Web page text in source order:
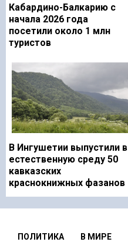
Кабардино-Балкарию с
начала 2026 года
посетили около 1 млн
туристов
В Ингушетии выпустили в
естественную среду 50
кавказских
краснокнижных фазанов
ПОЛИТИКА В МИРЕ